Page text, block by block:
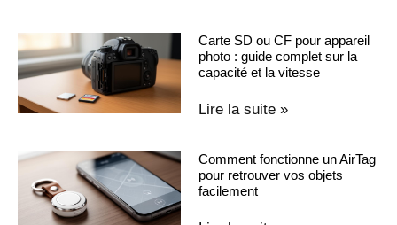
Carte SD ou CF pour appareil
photo : guide complet sur la
capacité et la vitesse
Lire la suite »
Comment fonctionne un AirTag
pour retrouver vos objets
facilement